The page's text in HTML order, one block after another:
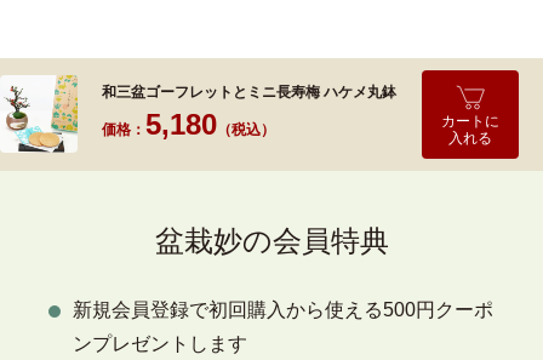
和三盆ゴーフレットとミニ長寿梅 ハケメ丸鉢
価格： 5,180 （税込）
カートに
入れる
盆栽妙の会員特典
新規会員登録で初回購入から使える500円クーポ
ンプレゼントします